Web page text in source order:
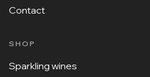
Contact
SHOP
Sparkling wines